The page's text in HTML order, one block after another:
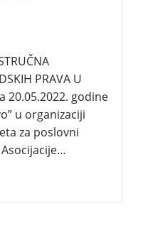
PRAVA U
20.05.2022. godine
u organizaciji
za poslovni